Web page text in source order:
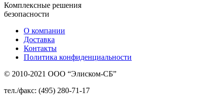
Комплексные решения
безопасности
О компании
Доставка
Контакты
Политика конфиденциальности
© 2010-2021 ООО “Элиском-СБ”
тел./факс: (495) 280-71-17